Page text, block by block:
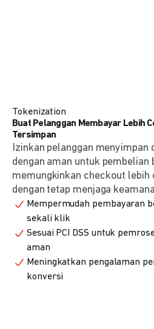
Tokenization
Buat Pelanggan Membayar Lebih
Tersimpan
Izinkan pelanggan
dengan aman untuk pembelian
memungkinkan checkout lebih
dengan tetap menjaga
Mempermudah pembayaran
sekali klik
Sesuai PCI DSS untuk
aman
Meningkatkan pengalaman
konversi